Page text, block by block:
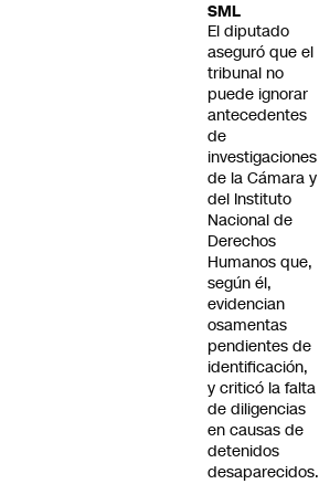
SML
El diputado
aseguró que el
tribunal no
puede ignorar
antecedentes
de
investigaciones
de la Cámara y
del Instituto
Nacional de
Derechos
Humanos que,
según él,
evidencian
osamentas
pendientes de
identificación,
y criticó la falta
de diligencias
en causas de
detenidos
desaparecidos.